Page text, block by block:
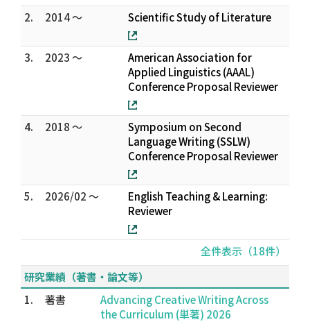
2. 2014 ～ Scientific Study of Literature
3. 2023 ～
American Association for
Applied Linguistics (AAAL)
Conference Proposal Reviewer
4. 2018 ～
Symposium on Second
Language Writing (SSLW)
Conference Proposal Reviewer
5. 2026/02 ～
English Teaching & Learning:
Reviewer
全件表示（18件）
研究業績（著書・論文等）
1.
著書
Advancing Creative Writing Across
the Curriculum (単著) 2026